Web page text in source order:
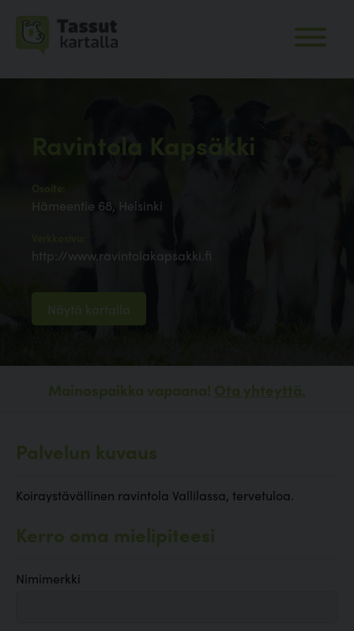
Ravintola Kapsäkki
Osoite:
Hämeentie 68, Helsinki
http://www.ravintolakapsakki.fi
Näytä kartalla
Mainospaikka vapaana! Ota yhteyttä.
Palvelun kuvaus
Koiraystävällinen ravintola Vallilassa, tervetuloa.
Kerro oma mielipiteesi
Nimimerkki